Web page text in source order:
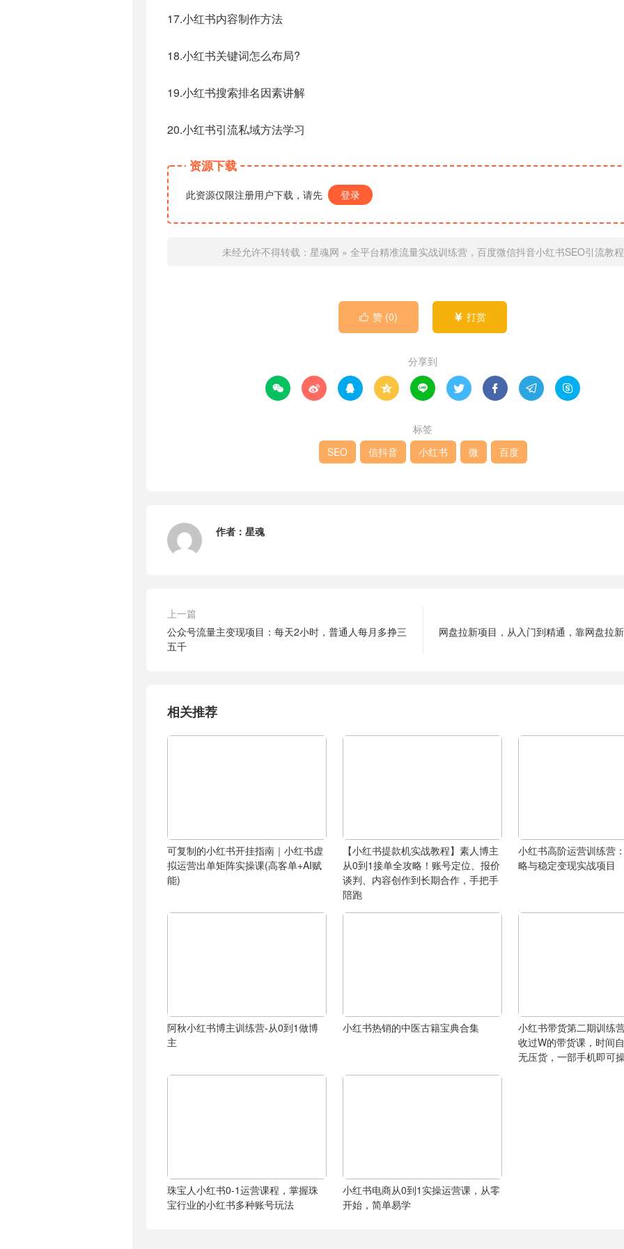
17.小红书内容制作方法
18.小红书关键词怎么布局?
19.小红书搜索排名因素讲解
20.小红书引流私域方法学习
资源下载
此资源仅限注册用户下载，请先 登录
未经允许不得转载： 星魂网 » 全平台精准流量实战训练营，百度微信抖音小红书SEO引流教程
 赞 (0)  打赏
分享到
        
标签
SEO
信抖音 小红书 微 百度
作者： 星魂
上一篇
公众号流量主变现项目：每天2小时，普通人每月多挣三
五千
网盘拉新项目，从入门到精通，靠网盘拉
相关推荐
可复制的小红书开挂指南｜小红书虚
拟运营出单矩阵实操课(高客单+AI赋
能)
【小红书提款机实战教程】素人博主
从0到1接单全攻略！账号定位、报价
谈判、内容创作到长期合作，手把手
陪跑
小红书高阶运营训练营
略与稳定变现实战项目
阿秋小红书博主训练营-从0到1做博
主
小红书热销的中医古籍宝典合集
小红书带货第二期训练
收过W的带货课，时间
无压货，一部手机即可
珠宝人小红书0-1运营课程，掌握珠
宝行业的小红书多种账号玩法
小红书电商从0到1实操运营课，从零
开始，简单易学